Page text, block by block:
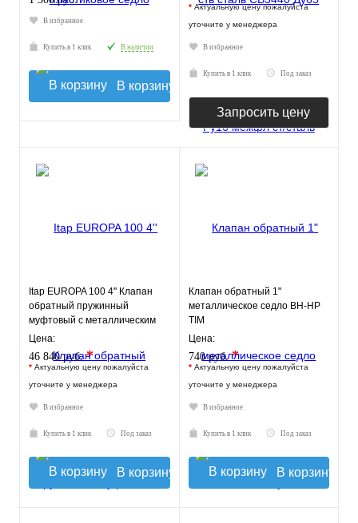
В избранное
Купить в 1 клик В наличии
В корзину
* Актуальную цену пожалуйста
уточните у менеджера
В избранное
Купить в 1 клик Под заказ
Запросить цену
Itap EUROPA 100 4'' Клапан
обратный пружинный
муфтовый с металлическим
седлом
Цена:
46 840 руб.*
* Актуальную цену пожалуйста
уточните у менеджера
В избранное
Купить в 1 клик Под заказ
В корзину
Клапан обратный 1"
металлическое седло ВН-НР
TIM
Цена:
740 руб.*
* Актуальную цену пожалуйста
уточните у менеджера
В избранное
Купить в 1 клик Под заказ
В корзину